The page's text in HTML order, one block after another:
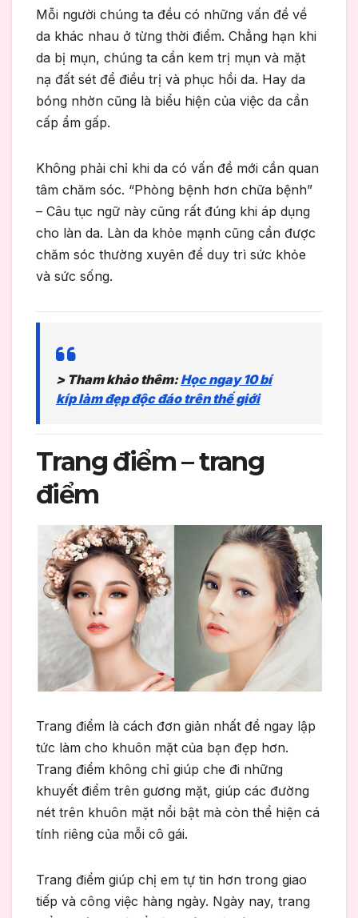
Mỗi người chúng ta đều có những vấn đề về
da khác nhau ở từng thời điểm. Chẳng hạn khi
da bị mụn, chúng ta cần kem trị mụn và mặt
nạ đất sét để điều trị và phục hồi da. Hay da
bóng nhờn cũng là biểu hiện của việc da cần
cấp ẩm gấp.
Không phải chỉ khi da có vấn đề mới cần quan
tâm chăm sóc. “Phòng bệnh hơn chữa bệnh”
– Câu tục ngữ này cũng rất đúng khi áp dụng
cho làn da. Làn da khỏe mạnh cũng cần được
chăm sóc thường xuyên để duy trì sức khỏe
và sức sống.
> Tham khảo thêm:Học ngay 10 bí
kíp làm đẹp độc đáo trên thế giới
Trang điểm – trang
điểm
Trang điểm là cách đơn giản nhất để ngay lập
tức làm cho khuôn mặt của bạn đẹp hơn.
Trang điểm không chỉ giúp che đi những
khuyết điểm trên gương mặt, giúp các đường
nét trên khuôn mặt nổi bật mà còn thể hiện cá
tính riêng của mỗi cô gái.
Trang điểm giúp chị em tự tin hơn trong giao
tiếp và công việc hàng ngày. Ngày nay, trang